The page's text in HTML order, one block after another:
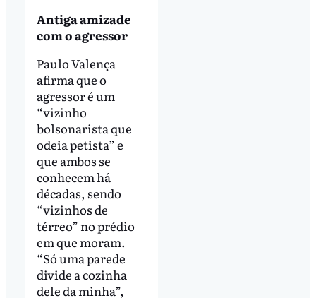
Antiga amizade
com o agressor
Paulo Valença
afirma que o
agressor é um
“vizinho
bolsonarista que
odeia petista” e
que ambos se
conhecem há
décadas, sendo
“vizinhos de
térreo” no prédio
em que moram.
“Só uma parede
divide a cozinha
dele da minha”,